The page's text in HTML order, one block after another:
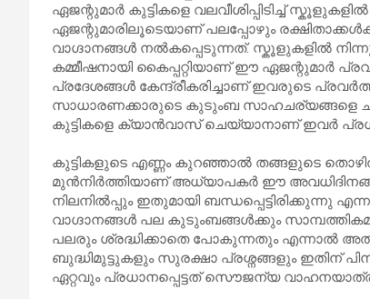
ഏജന്റുമാർ കുട്ടികളെ വലവീശിപ്പിടിച്ച്
ഏജന്റുമാരിലൂടെയാണ് പലപ്പോഴും
വാഗ്ദാനങ്ങൾ നൽകപ്പെടുന്നത്. സ്കൂളുകളിൽ
കമ്മീഷനായി കൈപ്പറ്റിയാണ് ഈ ഏജന്റുമാർ
പ്രദേശങ്ങൾ കേന്ദ്രീകരിച്ചാണ് ഇവരുടെ
സാധാരണക്കാരുടെ കുടുംബ സാഹചര്യങ്ങളെ
കുട്ടികളെ ക്യാൻവാസ് ചെയ്യാനാണ് ഇവർ
കുട്ടികളുടെ എണ്ണം കുറഞ്ഞാൽ തങ്ങളുടെ
മുൻനിർത്തിയാണ് അധ്യാപകർ ഈ
നിലനിൽപ്പും ഇതുമായി ബന്ധപ്പെട്ടിരിക്കുന്നു
വാഗ്ദാനങ്ങൾ പല കുടുംബങ്ങൾക്കും
പലരും ശ്രദ്ധിക്കാതെ പോകുന്നതും എന്നാൽ
ബുദ്ധിമുട്ടുകളും സുരക്ഷാ പ്രശ്നങ്ങളും ഇതിന്
ഏറ്റവും പ്രധാനപ്പെട്ടത് സൌജന്യ